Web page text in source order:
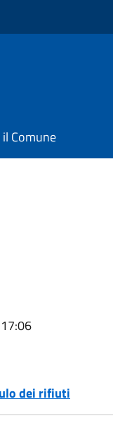
Comune
dei rifiuti